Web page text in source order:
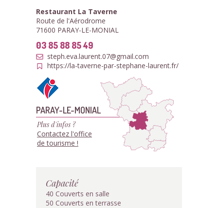
Restaurant La Taverne
Route de l'Aérodrome
71600 PARAY-LE-MONIAL
03 85 88 85 49
steph.eva.laurent.07@gmail.com
https://la-taverne-par-stephane-laurent.fr/
PARAY-LE-MONIAL
Plus d'infos ?
Contactez l'office
de tourisme !
Capacité
40 Couverts en salle
50 Couverts en terrasse